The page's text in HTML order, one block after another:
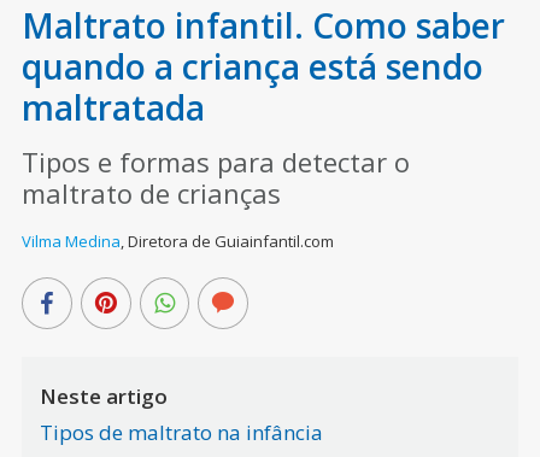
Maltrato infantil. Como saber
quando a criança está sendo
maltratada
Tipos e formas para detectar o
maltrato de crianças
Vilma Medina,Diretora de Guiainfantil.com
Neste artigo
Tipos de maltrato na infância